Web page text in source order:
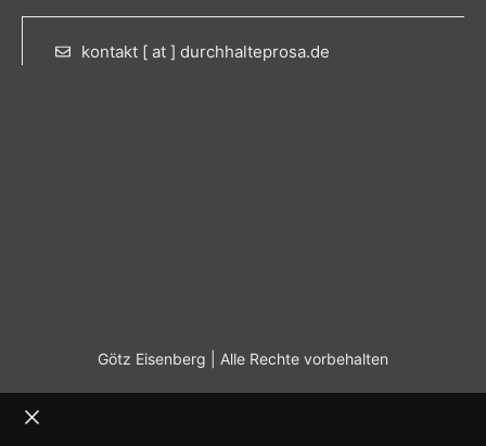
kontakt [ at ] durchhalteprosa.de
Götz Eisenberg | Alle Rechte vorbehalten